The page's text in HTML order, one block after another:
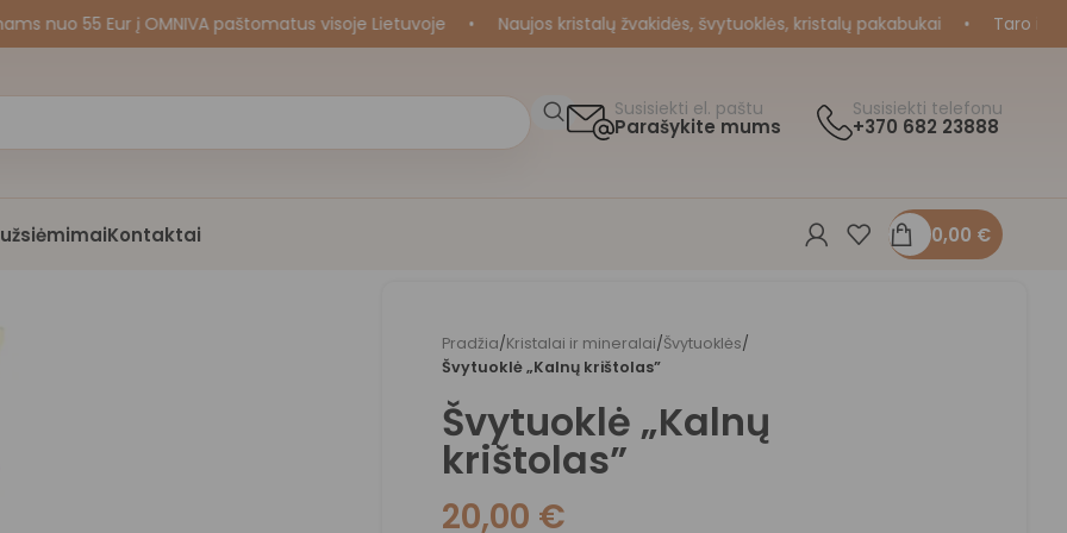
55 Eur į OMNIVA paštomatus visoje Lietuvoje • Naujos kristalų žvakidės, švytuoklės, kristalų pakabukai • Taro ir
Susisiekti el. paštu
Parašykite mums
Susisiekti telefonu
+370 682 23888
Kontaktai 0,00 €
Pradžia/Kristalai ir mineralai/Švytuoklės/
Švytuoklė „Kalnų krištolas”
Švytuoklė „Kalnų
krištolas”
20,00 €